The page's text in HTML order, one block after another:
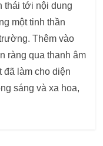
thái tới nội dung
một tinh thần
Thêm vào
ràng qua thanh âm
đã làm cho diện
sáng và xa hoa,